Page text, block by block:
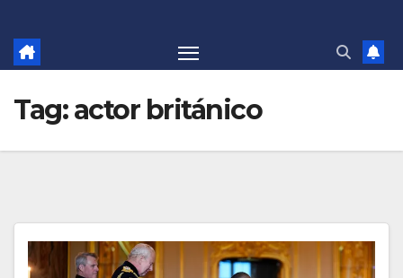
Tag:actor británico